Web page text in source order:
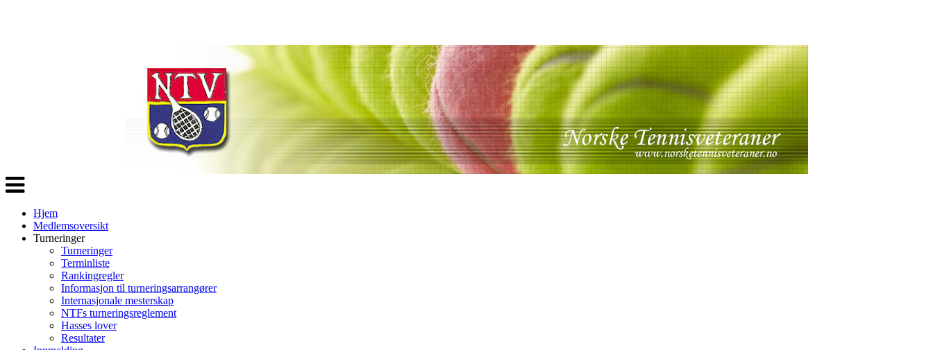
Veksle
navigasjon
Hjem
Medlemsoversikt
Turneringer
Turneringer
Terminliste
Rankingregler
Informasjon til turneringsarrangører
Internasjonale mesterskap
NTFs turneringsreglement
Hasses lover
Resultater